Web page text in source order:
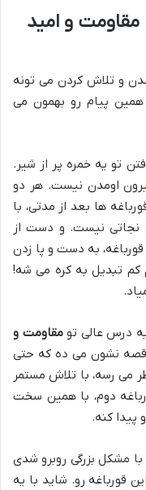
مقاومت و امید
و تلاش کردن می تونه
پیام رو بهمون می
تو یه خمره پر از شیر.
اومدن نیست. هر دو
ها بعد از مدتی، با
نجاتی نیست. و دست از
به دست و پا زدن
کم تبدیل به کره می شه!
درس عالی تومقاومت و
نشون می ده که حتی
می رسه، با تلاش مستمر
دوم، با همین سخت
کنه.
مشکل بزرگی روبرو شدی
قورباغه رو. شاید با یه